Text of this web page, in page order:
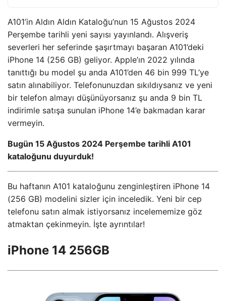
A101’in Aldın Aldın Kataloğu’nun 15 Ağustos 2024
Perşembe tarihli yeni sayısı yayınlandı. Alışveriş
severleri her seferinde şaşırtmayı başaran A101’deki
iPhone 14 (256 GB) geliyor. Apple’ın 2022 yılında
tanıttığı bu model şu anda A101’den 46 bin 999 TL’ye
satın alınabiliyor. Telefonunuzdan sıkıldıysanız ve yeni
bir telefon almayı düşünüyorsanız şu anda 9 bin TL
indirimle satışa sunulan iPhone 14’e bakmadan karar
vermeyin.
Bugün 15 Ağustos 2024 Perşembe tarihli A101
kataloğunu duyurduk!
Bu haftanın A101 kataloğunu zenginleştiren iPhone 14
(256 GB) modelini sizler için inceledik. Yeni bir cep
telefonu satın almak istiyorsanız incelememize göz
atmaktan çekinmeyin. İşte ayrıntılar!
iPhone 14 256GB